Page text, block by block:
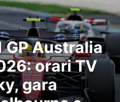
GP Australia
orari TV
gara